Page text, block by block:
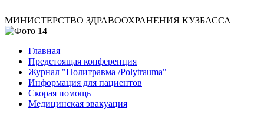
МИНИСТЕРСТВО ЗДРАВООХРАНЕНИЯ КУЗБАССА
Главная
Предстоящая конференция
Журнал "Политравма /Polytrauma"
Информация для пациентов
Скорая помощь
Медицинская эвакуация